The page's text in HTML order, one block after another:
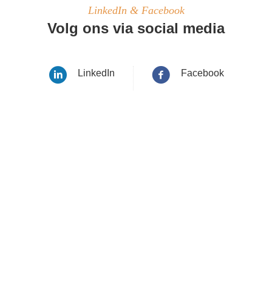
LinkedIn & Facebook
Volg ons via social media
LinkedIn Facebook